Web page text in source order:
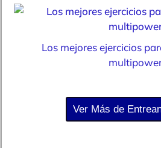
Los mejores ejercicios
Ver Más de